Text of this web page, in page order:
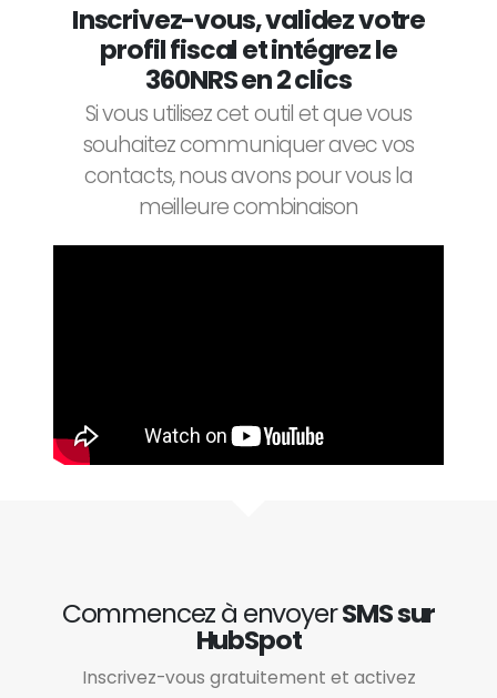
Inscrivez-vous, validez votre
profil fiscal et intégrez le
360NRS en 2 clics
Si vous utilisez cet outil et que vous
souhaitez communiquer avec vos
contacts, nous avons pour vous la
meilleure combinaison
Commencez à envoyerSMS sur
HubSpot
Inscrivez-vous gratuitement et activez